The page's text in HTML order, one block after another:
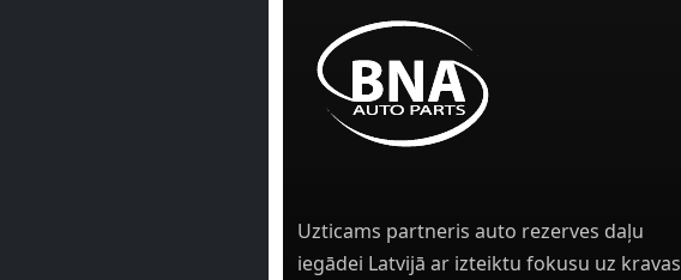
Uzticams partneris auto rezerves daļu
iegādei Latvijā ar izteiktu fokusu uz kravas